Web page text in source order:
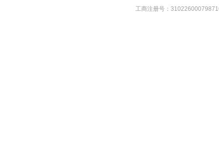
工商注册号：